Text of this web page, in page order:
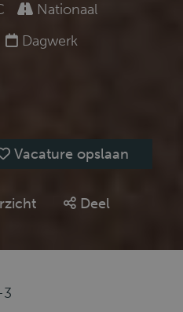
Nationaal
Dagwerk
Vacature opslaan
Deel
3